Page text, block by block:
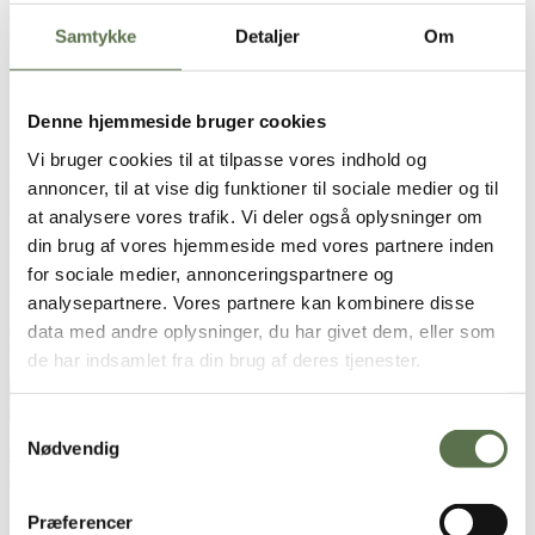
Samtykke Detaljer Om
Denne hjemmeside bruger cookies
Vi bruger cookies til at tilpasse vores indhold og
annoncer, til at vise dig funktioner til sociale medier og til
at analysere vores trafik. Vi deler også oplysninger om
din brug af vores hjemmeside med vores partnere inden
for sociale medier, annonceringspartnere og
analysepartnere. Vores partnere kan kombinere disse
data med andre oplysninger, du har givet dem, eller som
de har indsamlet fra din brug af deres tjenester.
Nødvendig
Præferencer
skal af to citroner
200 g flødeost
200 g flormelis
saften fra en halv citron
Pynt
Skal af 2 citroner
En lille håndfuld pistacienødder
Brugt i opskriften
Dansk Kage Hvedemel
Opskriften er udviklet i samarbejde med Maria Vestergaard –
Madblogger med fokus på ‘hjemmebag på den nemme måde’
Sådan gør du